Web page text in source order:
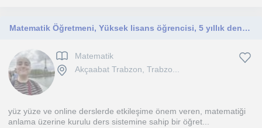
Matematik Öğretmeni, Yüksek lisans öğrencisi, 5 yıllık deneyime sahibim
Matematik
Akçaabat Trabzon, Trabzo...
yüz yüze ve online derslerde etkileşime önem veren, matematiği
anlama üzerine kurulu ders sistemine sahip bir öğret...